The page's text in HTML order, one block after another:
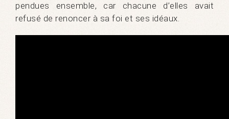
pendues ensemble, car chacune d’elles avait
refusé de renoncer à sa foi et ses idéaux.